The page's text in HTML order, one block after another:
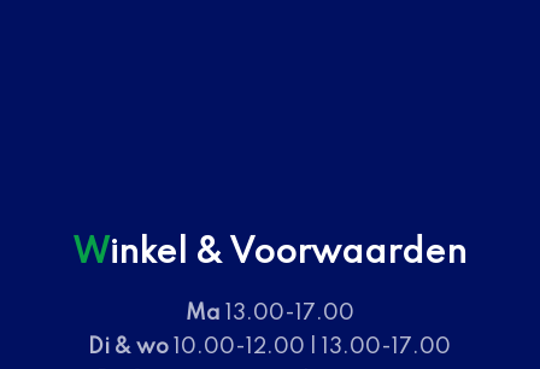
Winkel & Voorwaarden
Ma 13.00-17.00
Di & wo 10.00-12.00 | 13.00-17.00